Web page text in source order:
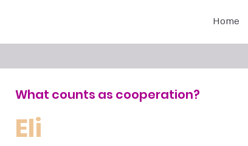
Home
What counts as cooperation?
Eli